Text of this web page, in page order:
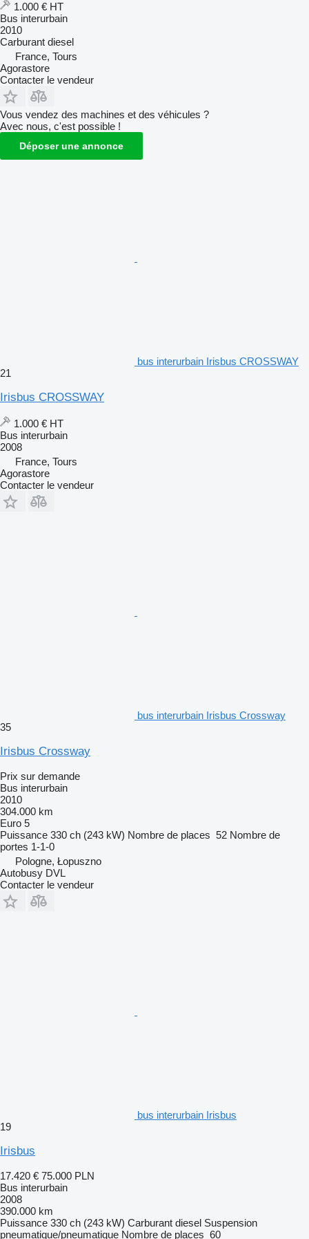
1.000 € HT
Bus interurbain
2010
Carburant diesel
France, Tours
Agorastore
Contacter le vendeur
Vous vendez des machines et des véhicules ?
Avec nous, c'est possible !
Déposer une annonce
bus interurbain Irisbus CROSSWAY
21
Irisbus CROSSWAY
1.000 € HT
Bus interurbain
2008
France, Tours
Agorastore
Contacter le vendeur
bus interurbain Irisbus Crossway
35
Irisbus Crossway
Prix sur demande
Bus interurbain
2010
304.000 km
Euro 5
Puissance 330 ch (243 kW) Nombre de places 52 Nombre de
portes 1-1-0
Pologne, Łopuszno
Autobusy DVL
Contacter le vendeur
bus interurbain Irisbus
19
Irisbus
17.420 € 75.000 PLN
Bus interurbain
2008
390.000 km
Puissance 330 ch (243 kW) Carburant diesel Suspension
pneumatique/pneumatique Nombre de places 60